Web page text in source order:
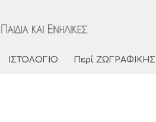
ΙΣΤΟΛΟΓΙΟ Περί ΖΩΓΡΑΦΙΚΗΣ